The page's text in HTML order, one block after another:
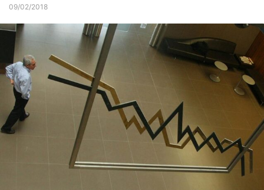
09/02/2018